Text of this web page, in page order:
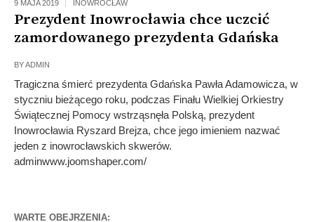
9 MAJA 2019 INOWROCŁAW
Prezydent Inowrocławia chce uczcić
zamordowanego prezydenta Gdańska
BYADMIN
Tragiczna śmierć prezydenta Gdańska Pawła Adamowicza, w
styczniu bieżącego roku, podczas Finału Wielkiej Orkiestry
Świątecznej Pomocy wstrząsnęła Polską, prezydent
Inowrocławia Ryszard Brejza, chce jego imieniem nazwać
jeden z inowrocławskich skwerów.
adminwww.joomshaper.com/
WARTE OBEJRZENIA: